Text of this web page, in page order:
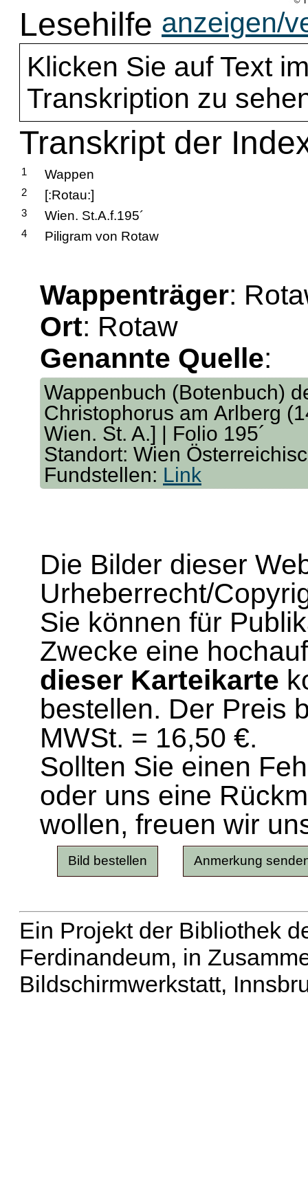
Lesehilfe anzeigen/
Klicken Sie auf Text
Transkription zu
Transkript der
1 Wappen
2 [:Rotau:]
3 Wien. St.A.f.195´
4 Piligram von Rotaw
Wappenträger:
Ort: Rotaw
Genannte Quelle:
Wappenbuch (Botenbuch)
Christophorus am Arlberg
Wien. St. A.] | Folio 195´
Standort: Wien
Fundstellen: Link
Die Bilder dieser
Urheberrecht/
Sie können für
Zwecke eine
dieser Karteikarte
bestellen. Der Preis
MWSt. = 16,50 €.
Sollten Sie einen
oder uns eine
wollen, freuen wir
Ein Projekt der Bibliothek
Ferdinandeum, in
Bildschirmwerkstatt,